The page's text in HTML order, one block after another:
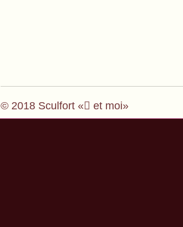
© 2018 Sculfort « et moi»